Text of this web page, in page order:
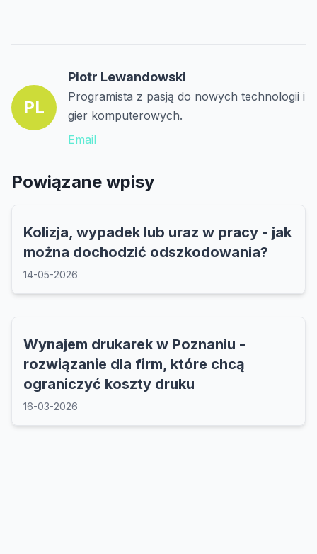
PL
Piotr Lewandowski
Programista z pasją do nowych technologii i
gier komputerowych.
Email
Powiązane wpisy
Kolizja, wypadek lub uraz w pracy - jak
można dochodzić odszkodowania?
14-05-2026
Wynajem drukarek w Poznaniu -
rozwiązanie dla firm, które chcą
ograniczyć koszty druku
16-03-2026